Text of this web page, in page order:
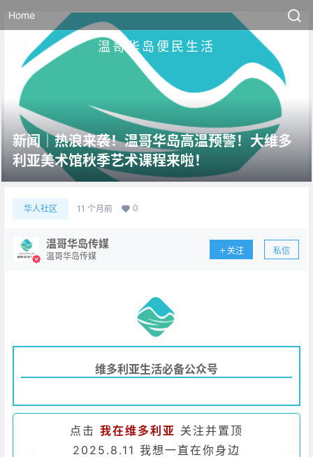
Home
温哥华岛便民生活
新闻｜热浪来袭！温哥华岛高温预警！大维多
利亚美术馆秋季艺术课程来啦！
华人社区 11 个月前 0
温哥华岛传媒
温哥华岛传媒
关注 私信
维多利亚生活必备公众号
点击 我在维多利亚 关注并置顶
2025.8.11 我想一直在你身边